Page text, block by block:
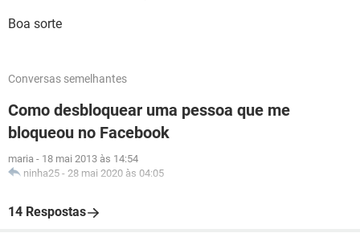
Boa sorte
Conversas semelhantes
Como desbloquear uma pessoa que me
bloqueou no Facebook
maria - 18 mai 2013 às 14:54
ninha25 - 28 mai 2020 às 04:05
14 Respostas